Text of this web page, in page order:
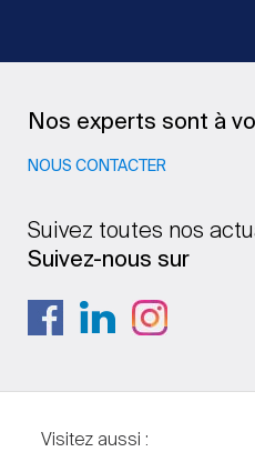
Nos experts sont à
NOUS CONTACTER
Suivez toutes nos
Suivez-nous sur
Visitez aussi :